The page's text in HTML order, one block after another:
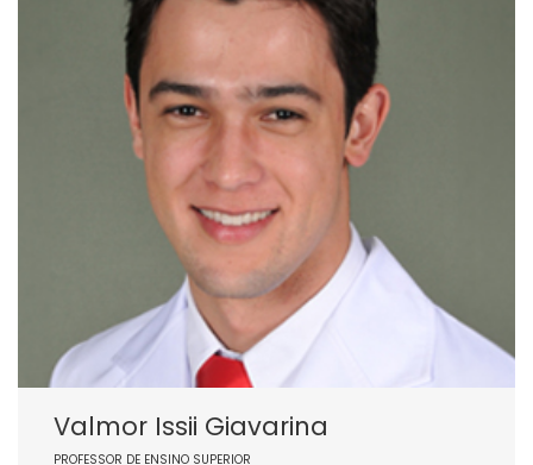
Valmor Issii Giavarina
PROFESSOR DE ENSINO SUPERIOR